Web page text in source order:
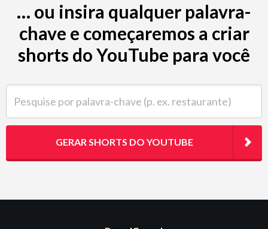
… ou insira qualquer palavra-
chave e começaremos a criar
shorts do YouTube para você
GERAR SHORTS DO YOUTUBE